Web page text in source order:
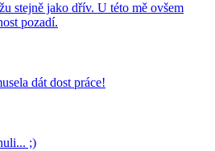
stejně jako dřív. U této mě ovšem
pozadí.
dát dost práce!
;)